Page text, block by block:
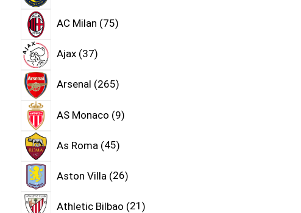
AC Milan 75
Ajax 37
Arsenal 265
AS Monaco 9
As Roma 45
Aston Villa 26
Athletic Bilbao 21